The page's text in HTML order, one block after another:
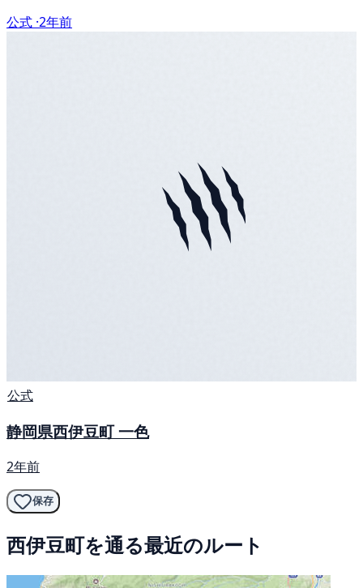
公式 ·2年前
公式
静岡県西伊豆町 一色
2年前
保存
西伊豆町を通る最近のルート